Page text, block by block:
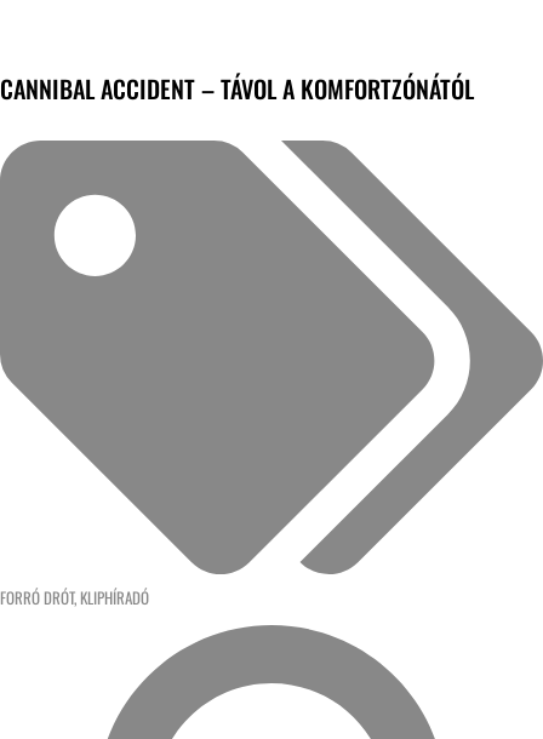
CANNIBAL ACCIDENT – TÁVOL A KOMFORTZÓNÁTÓL
FORRÓ DRÓT, KLIPHÍRADÓ